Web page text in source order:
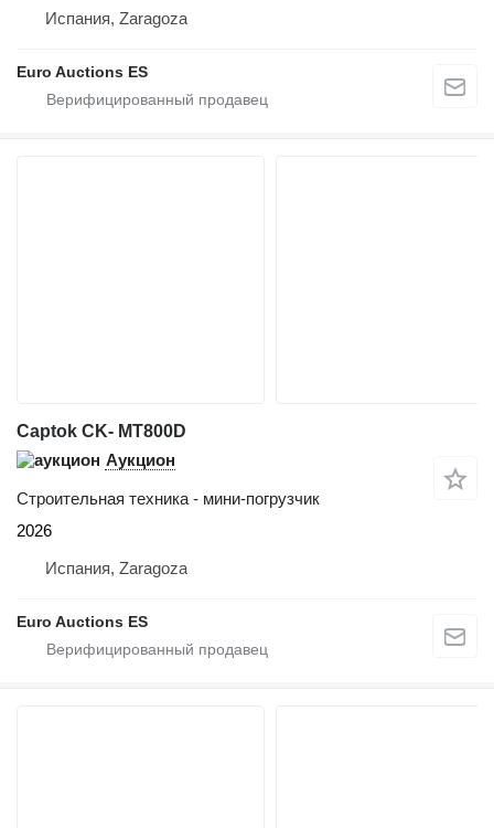
Испания, Zaragoza
Euro Auctions ES
Captok CK- MT800D
Аукцион
Строительная техника - мини-погрузчик
2026
Испания, Zaragoza
Euro Auctions ES